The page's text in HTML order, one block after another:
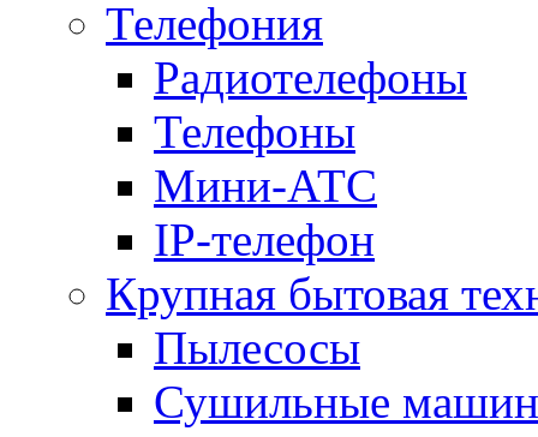
Телефония
Радиотелефоны
Телефоны
Мини-АТС
IP-телефон
Крупная бытовая
Пылесосы
Сушильные